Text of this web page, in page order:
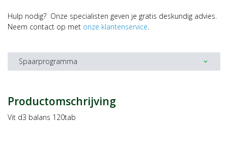
Hulp nodig? Onze specialisten geven je gratis deskundig advies.
Neem contact op met onze klantenservice.
Spaarprogramma expand_more
Productomschrijving
Vit d3 balans 120tab